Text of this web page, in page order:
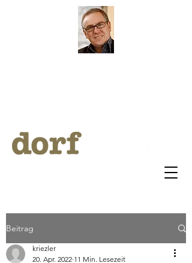
Beitrag
kriezler
20. Apr. 2022 11 Min. Lesezeit